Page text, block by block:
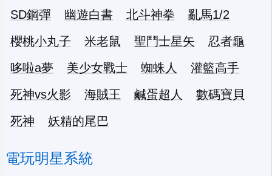
SD鋼彈
幽遊白書 北斗神拳
亂馬1/2
櫻桃小丸子
米老鼠 聖鬥士星矢
忍者龜
哆啦a夢
美少女戰士 蜘蛛人
灌籃高手
死神vs火影
海賊王 鹹蛋超人
數碼寶貝
死神
妖精的尾巴
電玩明星系統